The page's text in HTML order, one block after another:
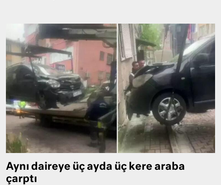
Aynı daireye üç ayda üç kere araba
çarptı